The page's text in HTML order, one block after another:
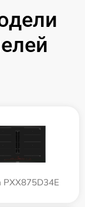
PXX875D34E